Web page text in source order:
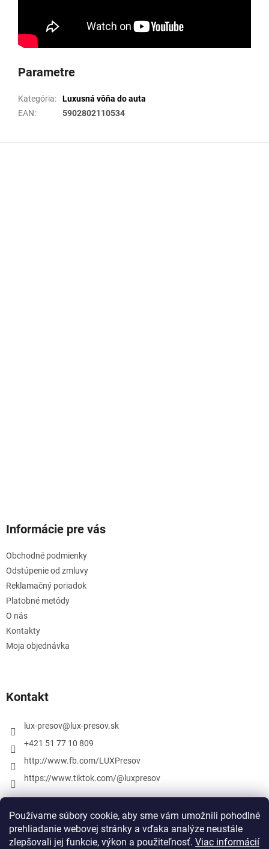
Používame súbory cookie, aby sme vám umožnili pohodlné
prehliadanie webovej stránky a vďaka analýze neustále
zlepšovali jej funkcie, výkon a použiteľnosť. Viac informácií
Parametre
Kategória:
Luxusná vôňa do auta
EAN: 5902802110534
Informácie pre vás
Obchodné podmienky
Odstúpenie od zmluvy
Reklamačný poriadok
Platobné metódy
O nás
Kontakty
Moja objednávka
Kontakt
lux-presov@ lux-presov.sk
+421 51 77 10 809
http://www.fb.com/LUXPresov
https://www.tiktok.com/@luxpresov